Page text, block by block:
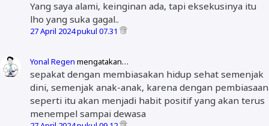
Yang saya alami, keinginan ada, tapi eksekusinya itu
lho yang suka gagal..
27 April 2024 pukul 07.31
Yonal Regen mengatakan…
sepakat dengan membiasakan hidup sehat semenjak
dini, semenjak anak-anak, karena dengan pembiasaan
seperti itu akan menjadi habit positif yang akan terus
menempel sampai dewasa